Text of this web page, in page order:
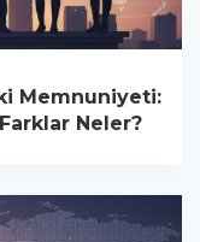
Memnuniyeti:
Neler?